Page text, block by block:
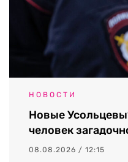
НОВОСТИ
Новые
человек
08.08.2026 / 12:15